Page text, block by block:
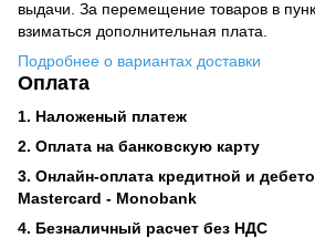
выдачи. За перемещение товаров в
взиматься дополнительная плата.
Подробнее о вариантах доставки
Оплата
1. Наложеный платеж
2. Оплата на банковскую карту
3. Онлайн-оплата кредитной и
Mastercard - Monobank
4. Безналичный расчет без НДС